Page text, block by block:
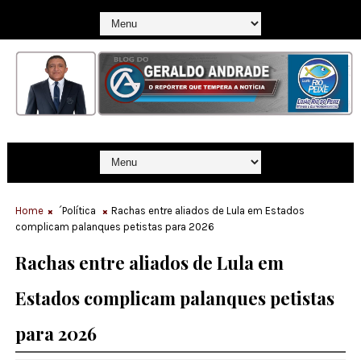
Home ´Política
Rachas entre aliados de Lula em Estados
complicam palanques petistas para 2026
Rachas entre aliados de Lula em
Estados complicam palanques petistas
para 2026